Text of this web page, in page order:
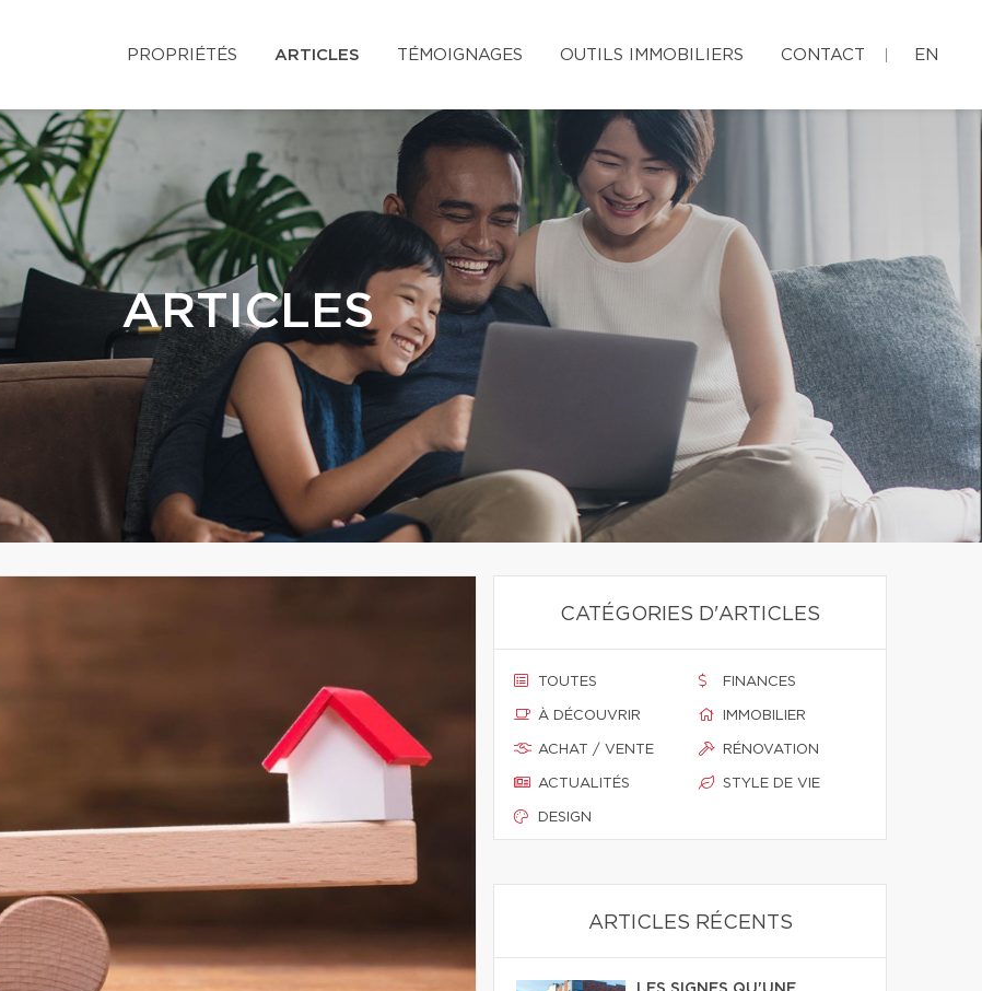
PROPRIÉTÉS ARTICLES TÉMOIGNAGES OUTILS IMMOBILIERS CONTACT EN
ARTICLES
CATÉGORIES D'ARTICLES
TOUTES
À DÉCOUVRIR
ACHAT / VENTE
ACTUALITÉS
DESIGN
FINANCES
IMMOBILIER
RÉNOVATION
STYLE DE VIE
ARTICLES RÉCENTS